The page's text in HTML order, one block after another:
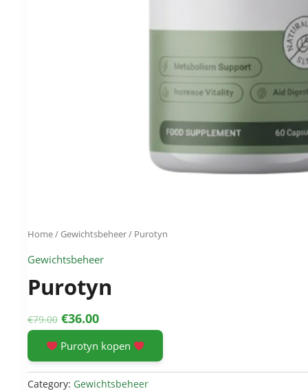
Home/Gewichtsbeheer/ Purotyn
Gewichtsbeheer
Purotyn
€79.00 Original
price
was:
€79.00.
€36.00Current
price
is:
€36.00.
Purotyn kopen
Category: Gewichtsbeheer